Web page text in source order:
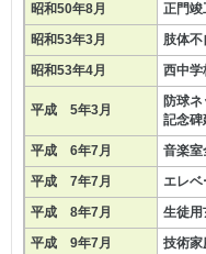
昭和50年8月
正門
昭和53年3月
肢体
昭和53年4月
西中学
平成 5年3月
防球
記念碑
平成 6年7月
音楽室
平成 7年7月
エレ
平成 8年7月
生徒用
平成 9年7月
技術家